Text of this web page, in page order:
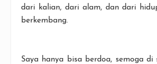
dari kalian, dari alam, dan dari
berkembang.
Saya hanya bisa berdoa, semoga di